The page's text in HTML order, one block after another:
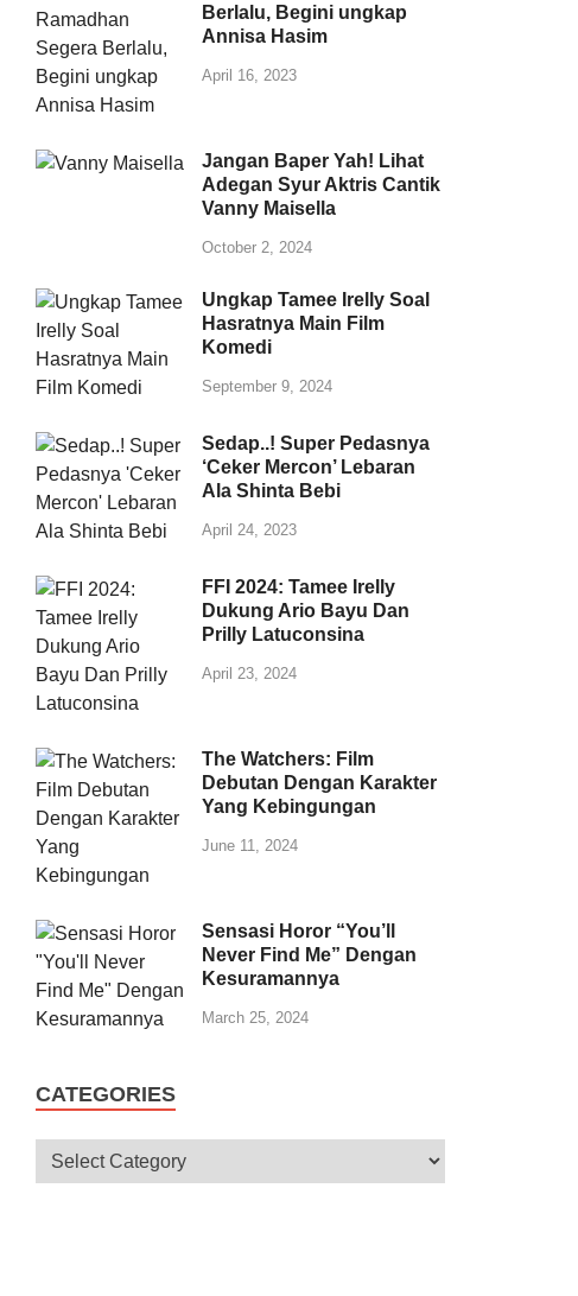
Berlalu, Begini ungkap
Annisa Hasim
April 16, 2023
Jangan Baper Yah! Lihat
Adegan Syur Aktris Cantik
Vanny Maisella
October 2, 2024
Ungkap Tamee Irelly Soal
Hasratnya Main Film
Komedi
September 9, 2024
Sedap..! Super Pedasnya
‘Ceker Mercon’ Lebaran
Ala Shinta Bebi
April 24, 2023
FFI 2024: Tamee Irelly
Dukung Ario Bayu Dan
Prilly Latuconsina
April 23, 2024
The Watchers: Film
Debutan Dengan Karakter
Yang Kebingungan
June 11, 2024
Sensasi Horor “You’ll
Never Find Me” Dengan
Kesuramannya
March 25, 2024
CATEGORIES